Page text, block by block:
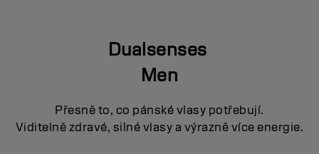
Dualsenses
Men
Přesně to, co pánské vlasy potřebují.
Viditelně zdravé, silné vlasy a výrazně více energie.